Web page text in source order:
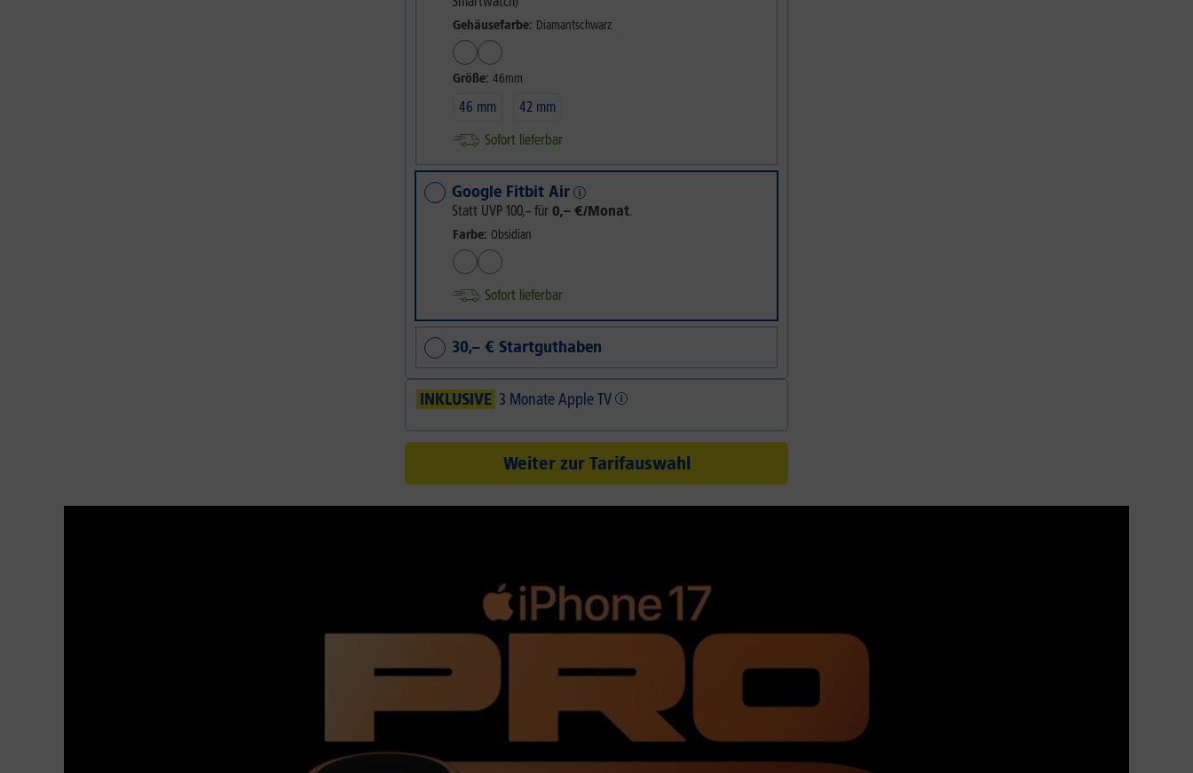
Gehäusefarbe: Diamantschwarz
Größe: 46mm
46 mm
42 mm
Sofort lieferbar
Google Fitbit Air
Statt UVP 100,– für 0,– €/Monat.
Farbe: Obsidian
Sofort lieferbar
30,– € Startguthaben
INKLUSIVE 3 Monate Apple TV
Weiter zur Tarifauswahl